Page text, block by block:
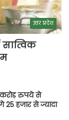
उत्तर प्रदेश
सात्विक
रुपये से
हजार से ज्यादा